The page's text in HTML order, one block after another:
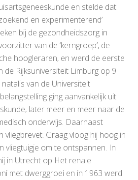
en stelde dat
en experimenterend’
bij de gezondheidszorg in
van de ‘kerngroep’, de
hoogleraren, en werd de eerste
de Rijksuniversiteit Limburg op 9
van de Universiteit
ging aanvankelijk uit
later meer en meer naar de
onderwijs. Daarnaast
vliegbrevet. Graag vloog hij hoog in
vliegtuigje om te ontspannen. In
in Utrecht op Het renale
met dwerggroei en in 1963 werd